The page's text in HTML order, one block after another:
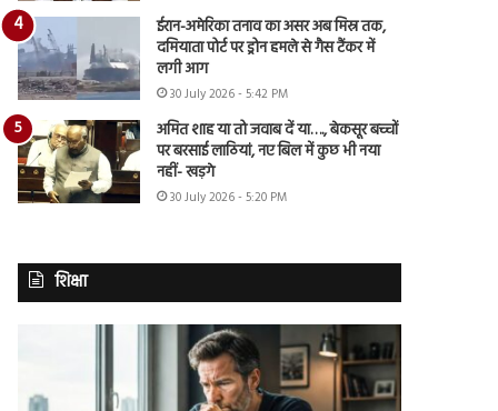
ईरान-अमेरिका तनाव का असर अब मिस्र तक,
दमियाता पोर्ट पर ड्रोन हमले से गैस टैंकर में
लगी आग
30 July 2026 - 5:42 PM
अमित शाह या तो जवाब दें या…., बेकसूर बच्चों
पर बरसाई लाठियां, नए बिल में कुछ भी नया
नहीं- खड़गे
30 July 2026 - 5:20 PM
शिक्षा